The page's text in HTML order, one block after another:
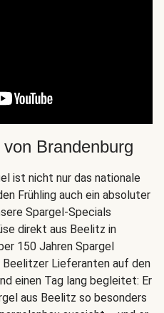
Brandenburg
ist nicht nur das nationale
Frühling auch ein absoluter
Spargel-Specials
direkt aus Beelitz in
150 Jahren Spargel
Beelitzer Lieferanten auf den
einen Tag lang begleitet: Er
aus Beelitz so besonders